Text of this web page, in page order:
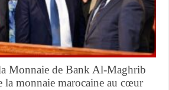
Monnaie de Bank Al-Maghrib
la monnaie marocaine au cœur